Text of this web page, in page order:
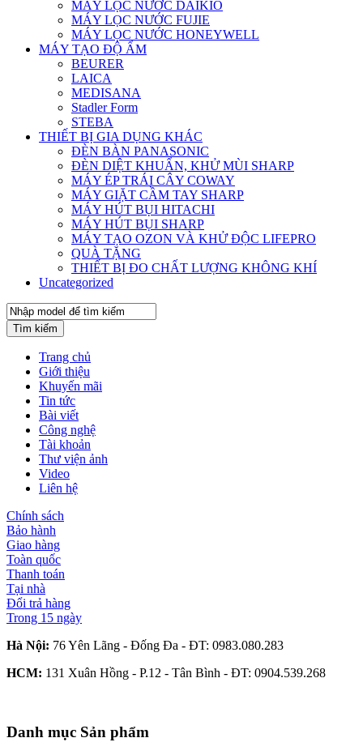
MÁY LỌC NƯỚC DAIKIO
MÁY LỌC NƯỚC FUJIE
MÁY LỌC NƯỚC HONEYWELL
MÁY TẠO ĐỘ ẨM
BEURER
LAICA
MEDISANA
Stadler Form
STEBA
THIẾT BỊ GIA DỤNG KHÁC
ĐÈN BÀN PANASONIC
ĐÈN DIỆT KHUẨN, KHỬ MÙI SHARP
MÁY ÉP TRÁI CÂY COWAY
MÁY GIẶT CẦM TAY SHARP
MÁY HÚT BỤI HITACHI
MÁY HÚT BỤI SHARP
MÁY TẠO OZON VÀ KHỬ ĐỘC LIFEPRO
QUÀ TẶNG
THIẾT BỊ ĐO CHẤT LƯỢNG KHÔNG KHÍ
Uncategorized
Tìm kiếm
Trang chủ
Giới thiệu
Khuyến mãi
Tin tức
Bài viết
Công nghệ
Tài khoản
Thư viện ảnh
Video
Liên hệ
Chính sách
Bảo hành
Giao hàng
Toàn quốc
Thanh toán
Tại nhà
Đổi trả hàng
Trong 15 ngày
Hà Nội: 76 Yên Lãng - Đống Đa - ĐT: 0983.080.283
HCM: 131 Xuân Hồng - P.12 - Tân Bình - ĐT: 0904.539.268
Danh mục Sản phẩm